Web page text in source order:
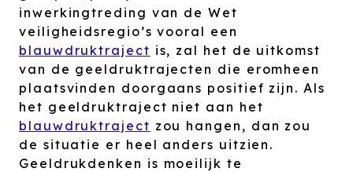
inwerkingtreding van de Wet
veiligheidsregio’s vooral een
blauwdruktraject is, zal het de uitkomst
van de geeldruktrajecten die eromheen
plaatsvinden doorgaans positief zijn. Als
het geeldruktraject niet aan het
blauwdruktraject zou hangen, dan zou
de situatie er heel anders uitzien.
Geeldrukdenken is moeilijk te